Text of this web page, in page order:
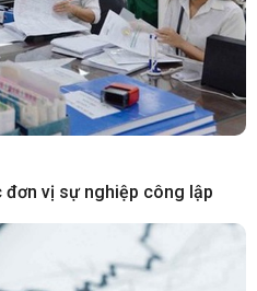
đơn vị sự nghiệp công lập